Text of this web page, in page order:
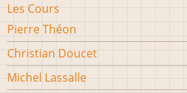
Les Cours
Pierre Théon
Christian Doucet
Michel Lassalle